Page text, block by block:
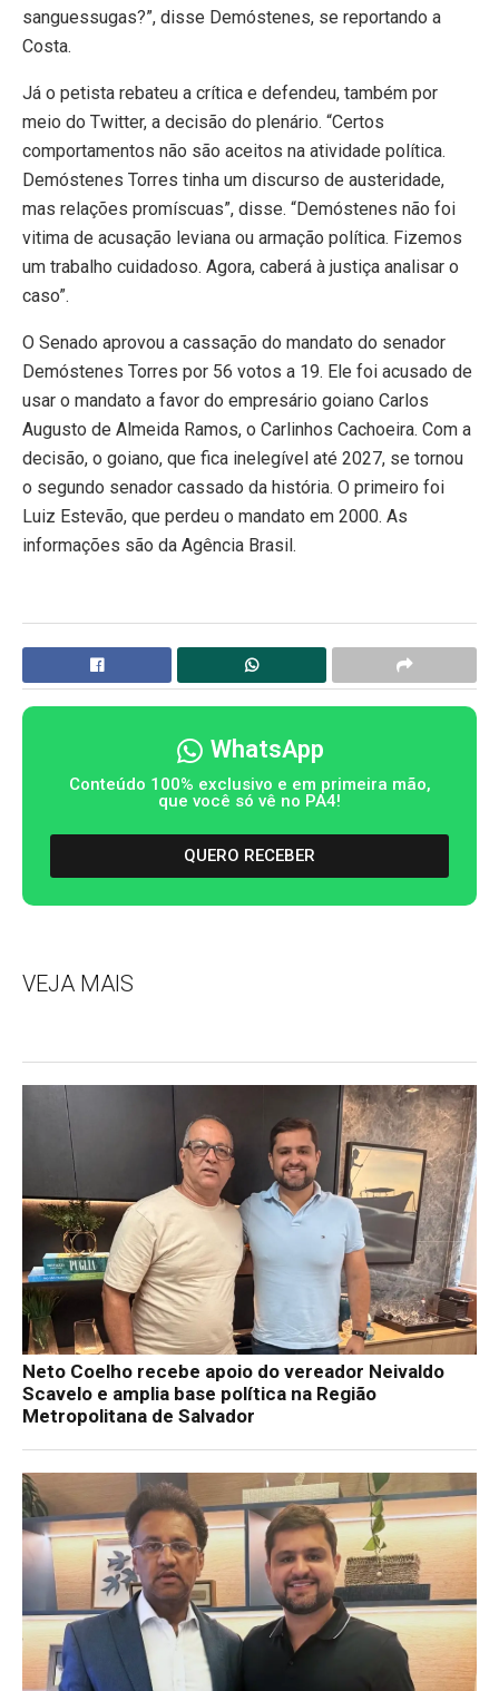
sanguessugas?”, disse Demóstenes, se reportando a
Costa.
Já o petista rebateu a crítica e defendeu, também por
meio do Twitter, a decisão do plenário. “Certos
comportamentos não são aceitos na atividade política.
Demóstenes Torres tinha um discurso de austeridade,
mas relações promíscuas”, disse. “Demóstenes não foi
vitima de acusação leviana ou armação política. Fizemos
um trabalho cuidadoso. Agora, caberá à justiça analisar o
caso”.
O Senado aprovou a cassação do mandato do senador
Demóstenes Torres por 56 votos a 19. Ele foi acusado de
usar o mandato a favor do empresário goiano Carlos
Augusto de Almeida Ramos, o Carlinhos Cachoeira. Com a
decisão, o goiano, que fica inelegível até 2027, se tornou
o segundo senador cassado da história. O primeiro foi
Luiz Estevão, que perdeu o mandato em 2000. As
informações são da Agência Brasil.
WhatsApp
Conteúdo 100% exclusivo e em primeira mão,
que você só vê no PA4!
QUERO RECEBER
VEJA MAIS
Neto Coelho recebe apoio do vereador Neivaldo
Scavelo e amplia base política na Região
Metropolitana de Salvador